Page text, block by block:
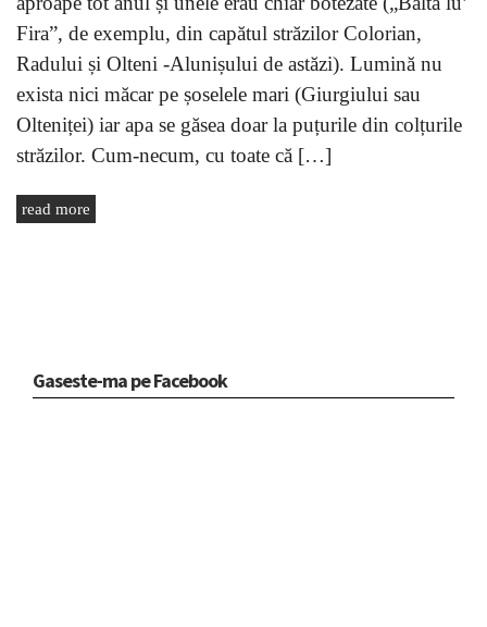
Fira”, de exemplu, din capătul străzilor Colorian,
Radului și Olteni -Alunișului de astăzi). Lumină nu
exista nici măcar pe șoselele mari (Giurgiului sau
Olteniței) iar apa se găsea doar la puțurile din colțurile
străzilor. Cum-necum, cu toate că […]
read more
Gaseste-ma pe Facebook